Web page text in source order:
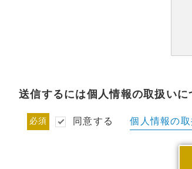
送信するには個人情報の取扱いに
必須 同意する 個人情報の